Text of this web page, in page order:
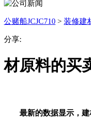
公赌船JCJC710 > 装修建
分享:
材原料的买
最新的数据显示，建材